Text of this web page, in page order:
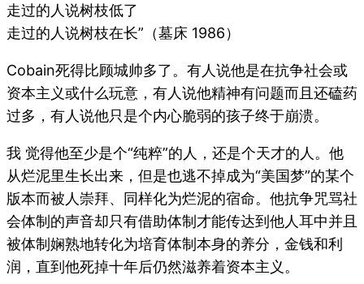
走过的人说树枝低了
走过的人说树枝在长”（墓床 1986）
Cobain死得比顾城帅多了。有人说他是在抗争社会或
资本主义或什么玩意，有人说他精神有问题而且还磕药
过多，有人说他只是个内心脆弱的孩子终于崩溃。
我 觉得他至少是个“纯粹”的人，还是个天才的人。他
从烂泥里生长出来，但是也逃不掉成为“美国梦”的某个
版本而被人崇拜、同样化为烂泥的宿命。他抗争咒骂社
会体制的声音却只有借助体制才能传达到他人耳中并且
被体制娴熟地转化为培育体制本身的养分，金钱和利
润，直到他死掉十年后仍然滋养着资本主义。